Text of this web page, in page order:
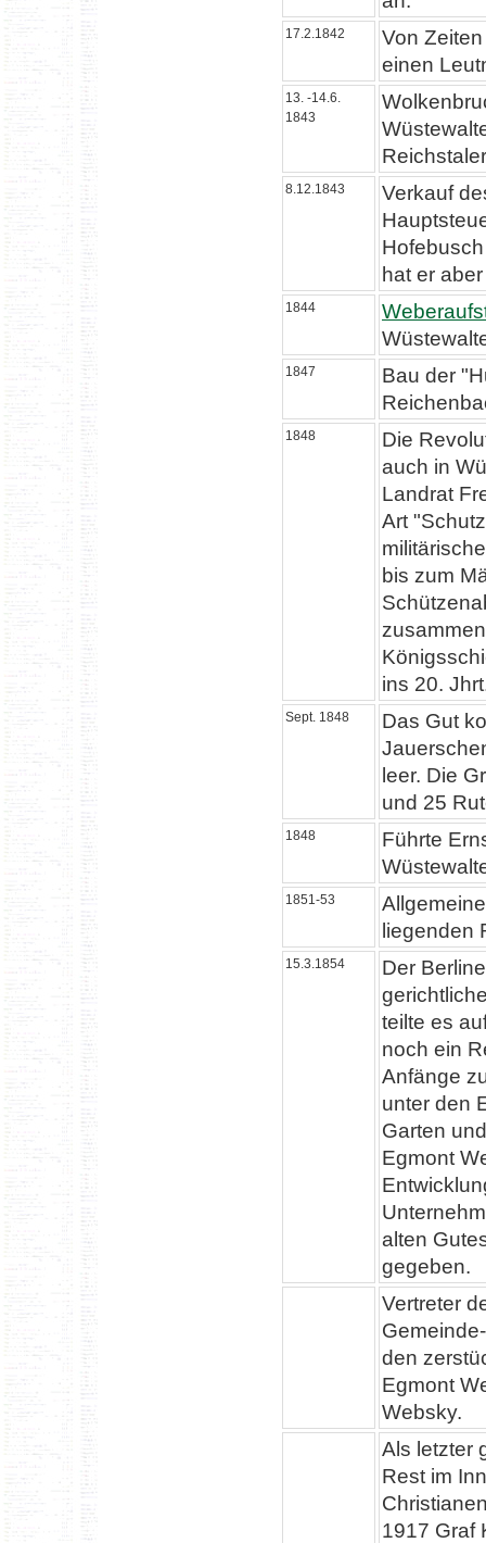
17.2.1842
Von
einen
13. -14.6.
1843
8.12.1843
Verkauf
hat er
1844
1847
Bau der
1848
Die
auch in
Landrat
Art
bis zum
ins 20.
Sept. 1848
Das Gut
leer. Die
und 25
1848
Führte
1851-53
liegenden
15.3.1854
Der
teilte es
noch ein
Anfänge
unter den
Garten
Egmont
alten
gegeben.
Vertreter
den
Egmont
Websky.
Als letzter
Rest im
1917 Graf